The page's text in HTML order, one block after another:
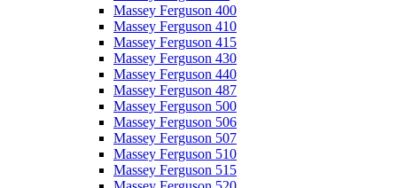
Massey Ferguson 400
Massey Ferguson 410
Massey Ferguson 415
Massey Ferguson 430
Massey Ferguson 440
Massey Ferguson 487
Massey Ferguson 500
Massey Ferguson 506
Massey Ferguson 507
Massey Ferguson 510
Massey Ferguson 515